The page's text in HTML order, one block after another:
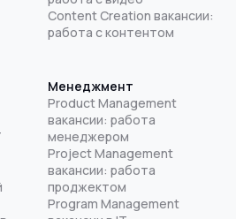
Content Creation вакансии:
работа с контентом
Менеджмент
Product Management
вакансии: работа
менеджером
Project Management
вакансии: работа
проджектом
Program Management